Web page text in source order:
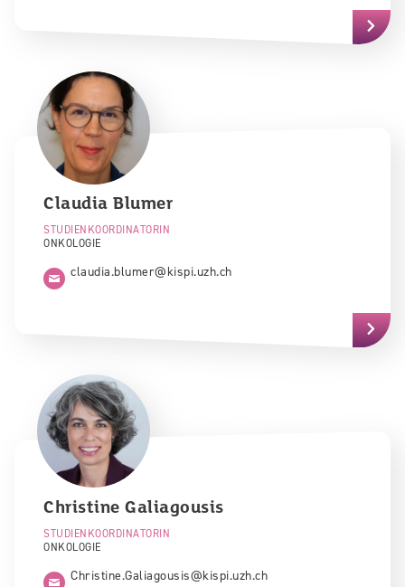
Claudia Blumer
STUDIENKOORDINATORIN
ONKOLOGIE
claudia.blumer@kispi.uzh.ch
Christine Galiagousis
STUDIENKOORDINATORIN
ONKOLOGIE
Christine.Galiagousis@kispi.uzh.ch